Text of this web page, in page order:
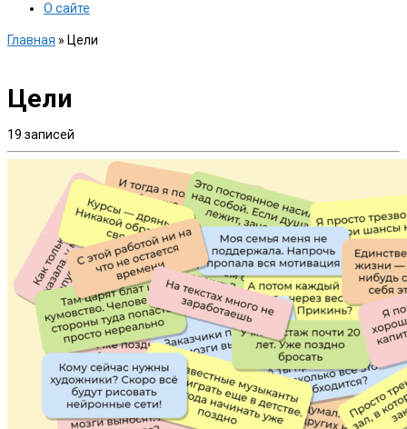
О сайте
Главная » Цели
Цели
19 записей